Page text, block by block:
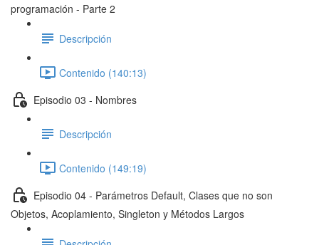
programación - Parte 2
Descripción
Contenido (140:13)
Episodio 03 - Nombres
Descripción
Contenido (149:19)
Episodio 04 - Parámetros Default, Clases que no son
Objetos, Acoplamiento, Singleton y Métodos Largos